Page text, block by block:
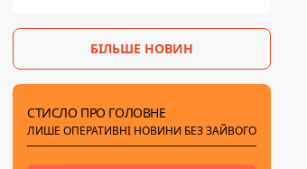
абсурд і популізм
БІЛЬШЕ НОВИН
СТИСЛО ПРО ГОЛОВНЕ
ЛИШЕ ОПЕРАТИВНІ НОВИНИ БЕЗ ЗАЙВОГО